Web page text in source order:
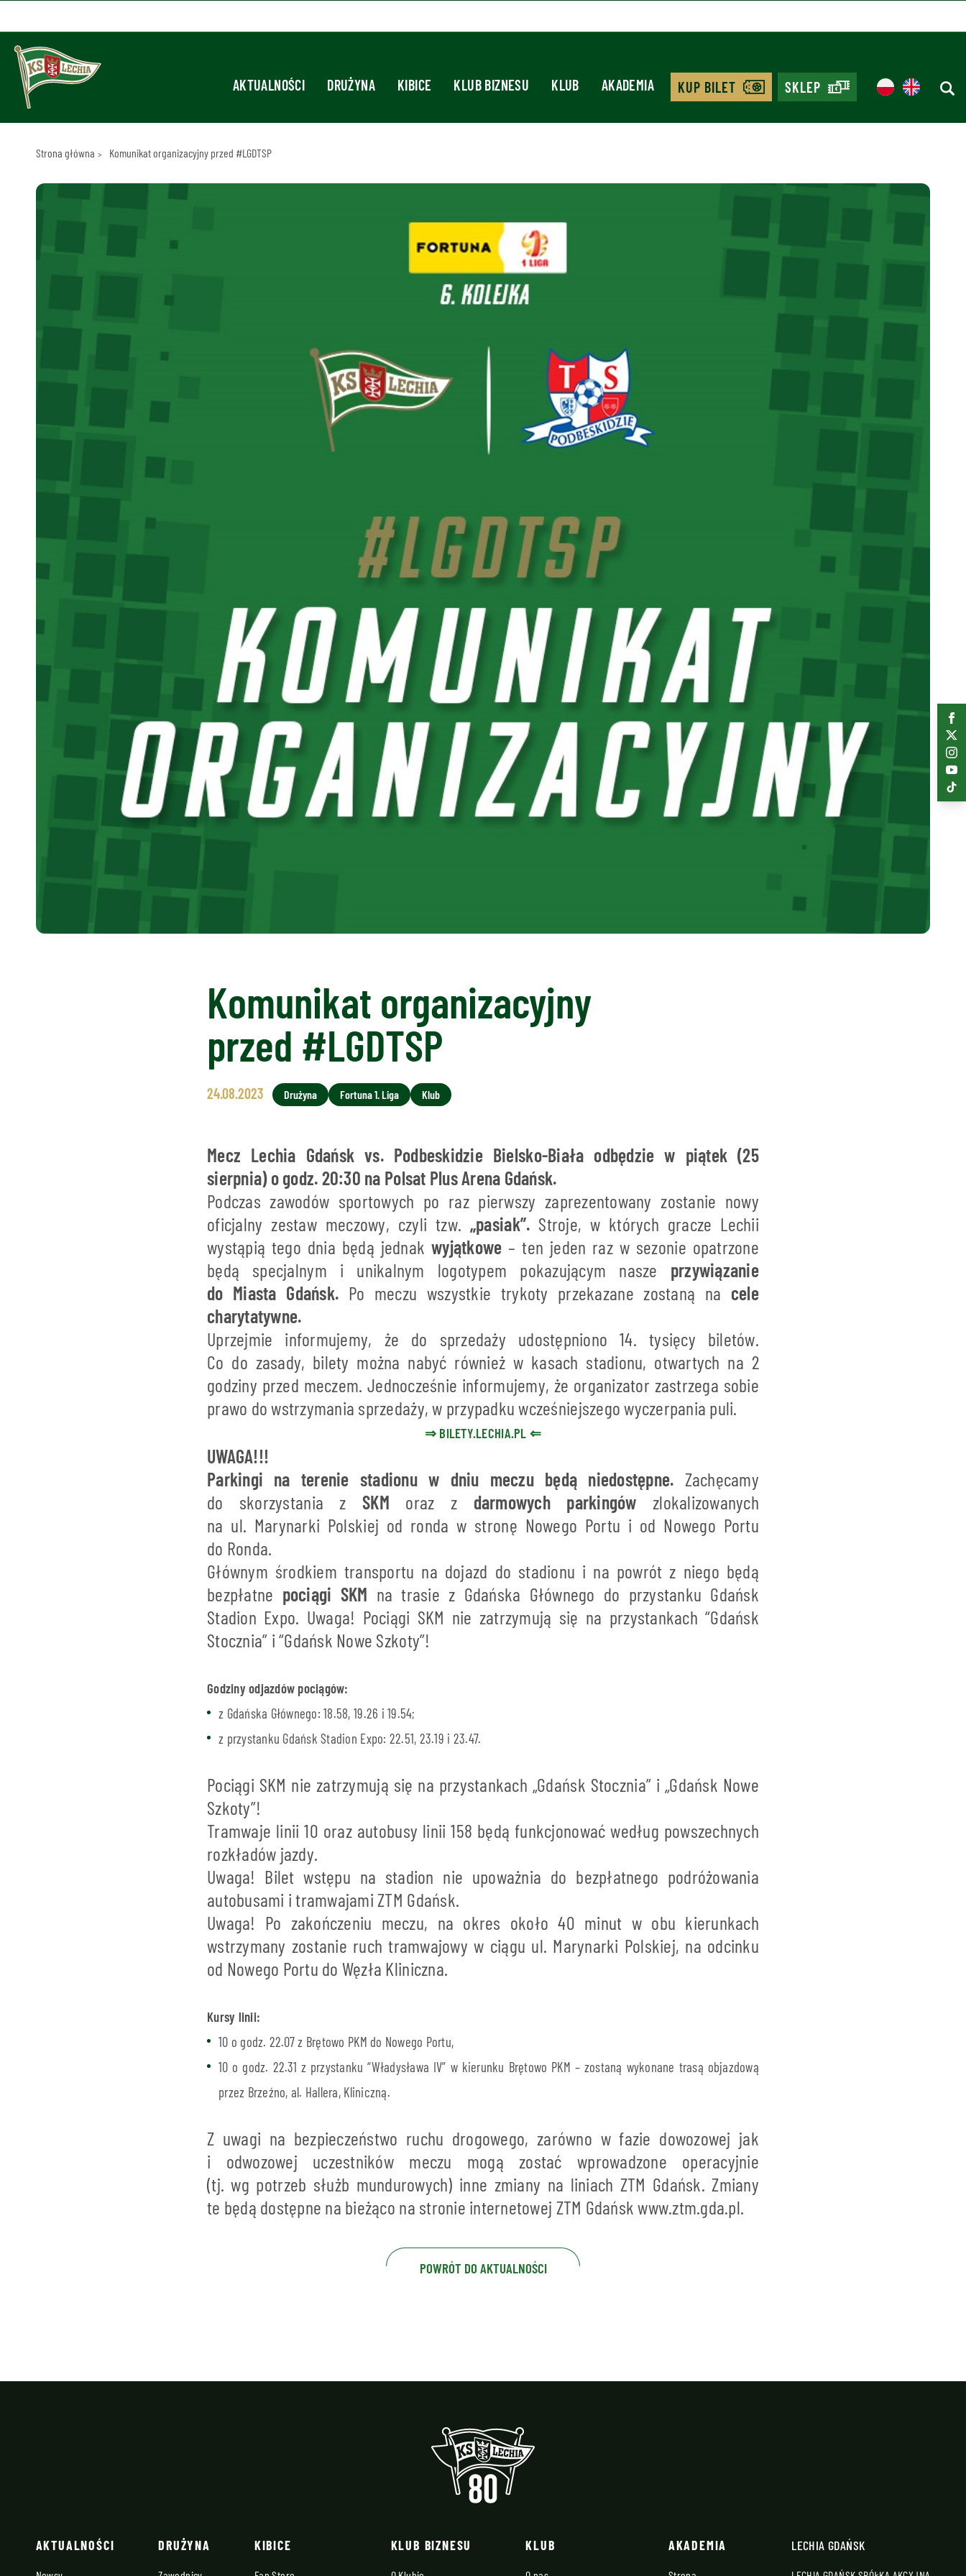
AKTUALNOŚCI DRUŻYNA KIBICE KLUB BIZNESU KLUB AKADEMIA KUP BILET SKLEP
Strona główna Komunikat organizacyjny przed #LGDTSP
Komunikat organizacyjny
przed #LGDTSP
24.08.2023 Drużyna Fortuna 1. Liga Klub
Mecz Lechia Gdańsk vs. Podbeskidzie Bielsko-Biała odbędzie w piątek (25
sierpnia) o godz. 20:30 na Polsat Plus Arena Gdańsk.
Podczas zawodów sportowych po raz pierwszy zaprezentowany zostanie nowy
oficjalny zestaw meczowy, czyli tzw. „pasiak”. Stroje, w których gracze Lechii
wystąpią tego dnia będą jednakwyjątkowe – ten jeden raz w sezonie opatrzone
będą specjalnym i unikalnym logotypem pokazującym nasze przywiązanie
do Miasta Gdańsk. Po meczu wszystkie trykoty przekazane zostaną na cele
charytatywne.
Uprzejmie informujemy, że do sprzedaży udostępniono 14. tysięcy biletów.
Co do zasady, bilety można nabyć również w kasach stadionu, otwartych na 2
godziny przed meczem. Jednocześnie informujemy, że organizator zastrzega sobie
prawo do wstrzymania sprzedaży, w przypadku wcześniejszego wyczerpania puli.
⇒ BILETY.LECHIA.PL ⇐
UWAGA!!!
Parkingi na terenie stadionu w dniu meczu będą niedostępne. Zachęcamy
do skorzystania zSKM oraz z darmowych parkingów zlokalizowanych
na ul. Marynarki Polskiej od ronda w stronę Nowego Portu i od Nowego Portu
do Ronda.
Głównym środkiem transportu na dojazd do stadionu i na powrót z niego będą
bezpłatne pociągi SKM na trasie z Gdańska Głównego do przystanku Gdańsk
Stadion Expo. Uwaga! Pociągi SKM nie zatrzymują się na przystankach “Gdańsk
Stocznia” i “Gdańsk Nowe Szkoty”!
Godziny odjazdów pociągów:
z Gdańska Głównego: 18.58, 19.26 i 19.54;
z przystanku Gdańsk Stadion Expo: 22.51, 23.19 i 23.47.
Pociągi SKM nie zatrzymują się na przystankach „Gdańsk Stocznia” i „Gdańsk Nowe
Szkoty”!
Tramwaje linii 10 oraz autobusy linii 158 będą funkcjonować według powszechnych
rozkładów jazdy.
Uwaga! Bilet wstępu na stadion nie upoważnia do bezpłatnego podróżowania
autobusami i tramwajami ZTM Gdańsk.
Uwaga! Po zakończeniu meczu, na okres około 40 minut w obu kierunkach
wstrzymany zostanie ruch tramwajowy w ciągu ul. Marynarki Polskiej, na odcinku
od Nowego Portu do Węzła Kliniczna.
Kursy linii:
10 o godz. 22.07 z Brętowo PKM do Nowego Portu,
10 o godz. 22.31 z przystanku “Władysława IV” w kierunku Brętowo PKM – zostaną wykonane trasą objazdową
przez Brzeźno, al. Hallera, Kliniczną.
Z uwagi na bezpieczeństwo ruchu drogowego, zarówno w fazie dowozowej jak
i odwozowej uczestników meczu mogą zostać wprowadzone operacyjnie
(tj. wg potrzeb służb mundurowych) inne zmiany na liniach ZTM Gdańsk. Zmiany
te będą dostępne na bieżąco na stronie internetowej ZTM Gdańsk www.ztm.gda.pl.
POWRÓT DO AKTUALNOŚCI
AKTUALNOŚCI DRUŻYNA KIBICE KLUB BIZNESU KLUB AKADEMIA LECHIA GDAŃSK